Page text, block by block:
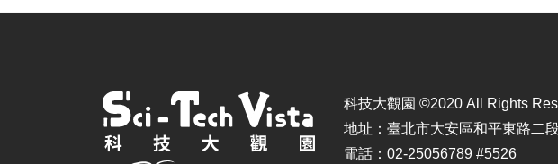
科技大觀園 ©2020 All Rights
地址：臺北市大安區和平東路二
電話：02-25056789 #5526